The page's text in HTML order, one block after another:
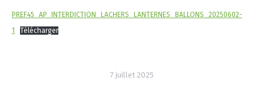
PREF45_AP_INTERDICTION_LACHERS_LANTERNES_BALLONS_20250602-
1
Télécharger
7 juillet 2025